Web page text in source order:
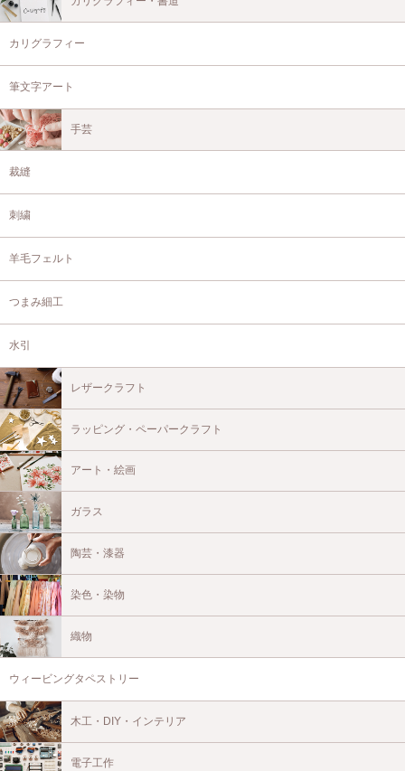
カリグラフィー
筆文字アート
手芸
裁縫
刺繍
羊毛フェルト
つまみ細工
水引
レザークラフト
ラッピング・ペーパークラフト
アート・絵画
ガラス
陶芸・漆器
染色・染物
織物
ウィービングタペストリー
木工・DIY・インテリア
電子工作